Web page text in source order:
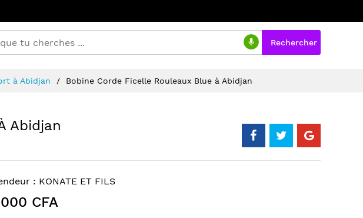
Rechercher
à Abidjan Bobine Corde Ficelle Rouleaux Blue à Abidjan
Abidjan
: KONATE ET FILS
000 CFA